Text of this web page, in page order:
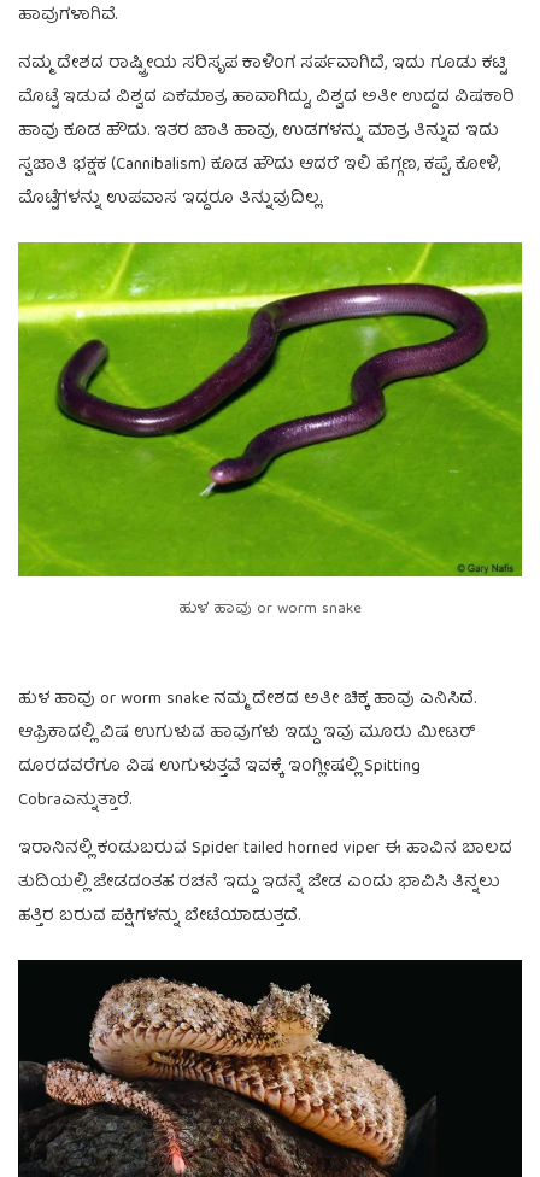
ಹಾವುಗಳಾಗಿವೆ.
ನಮ್ಮ ದೇಶದ ರಾಷ್ಟ್ರೀಯ ಸರಿಸೃಪ ಕಾಳಿಂಗ ಸರ್ಪವಾಗಿದೆ, ಇದು ಗೂಡು ಕಟ್ಟಿ
ಮೊಟ್ಟೆ ಇಡುವ ವಿಶ್ವದ ಏಕಮಾತ್ರ ಹಾವಾಗಿದ್ದು, ವಿಶ್ವದ ಅತೀ ಉದ್ದದ ವಿಷಕಾರಿ
ಹಾವು ಕೂಡ ಹೌದು. ಇತರ ಜಾತಿ ಹಾವು, ಉಡಗಳನ್ನು ಮಾತ್ರ ತಿನ್ನುವ ಇದು
ಸ್ವಜಾತಿ ಭಕ್ಷಕ (Cannibalism) ಕೂಡ ಹೌದು ಆದರೆ ಇಲಿ ಹೆಗ್ಗಣ, ಕಪ್ಪೆ, ಕೋಳಿ,
ಮೊಟ್ಟೆಗಳನ್ನು ಉಪವಾಸ ಇದ್ದರೂ ತಿನ್ನುವುದಿಲ್ಲ.
ಹುಳ ಹಾವು or worm snake
ಹುಳ ಹಾವು or worm snake ನಮ್ಮ ದೇಶದ ಅತೀ ಚಿಕ್ಕ ಹಾವು ಎನಿಸಿದೆ.
ಆಫ್ರಿಕಾದಲ್ಲಿ ವಿಷ ಉಗುಳುವ ಹಾವುಗಳು ಇದ್ದು ಇವು ಮೂರು ಮೀಟರ್
ದೂರದವರೆಗೂ ವಿಷ ಉಗುಳುತ್ತವೆ ಇವಕ್ಕೆ ಇಂಗ್ಲೀಷಲ್ಲಿ Spitting
Cobraಎನ್ನುತ್ತಾರೆ.
ಇರಾನಿನಲ್ಲಿ ಕಂಡುಬರುವ Spider tailed horned viper ಈ ಹಾವಿನ ಬಾಲದ
ತುದಿಯಲ್ಲಿ ಜೇಡದಂತಹ ರಚನೆ ಇದ್ದು ಇದನ್ನೆ ಜೇಡ ಎಂದು ಭಾವಿಸಿ ತಿನ್ನಲು
ಹತ್ತಿರ ಬರುವ ಪಕ್ಷಿಗಳನ್ನು ಬೇಟೆಯಾಡುತ್ತದೆ.